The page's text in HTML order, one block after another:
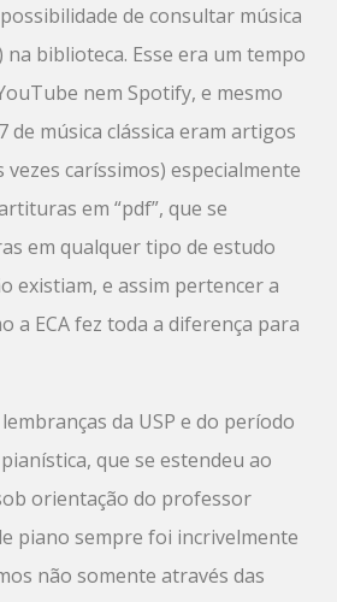
de consultar música
biblioteca. Esse era um tempo
nem Spotify, e mesmo
de música clássica eram artigos
caríssimos) especialmente
em “pdf”, que se
em qualquer tipo de estudo
existiam, e assim pertencer a
a ECA fez toda a diferença para
da USP e do período
que se estendeu ao
orientação do professor
piano sempre foi incrivelmente
não somente através das